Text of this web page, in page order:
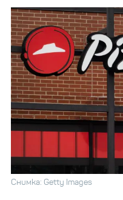
Снимка: Getty Images